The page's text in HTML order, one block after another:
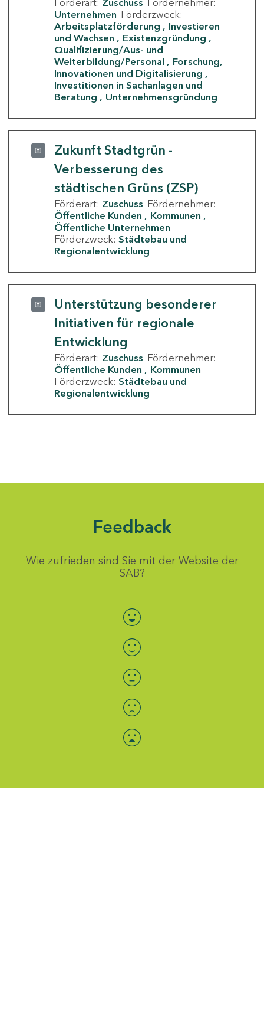
Förderart: Zuschuss Fördernehmer:
Unternehmen Förderzweck:
Arbeitsplatzförderung
Investieren
und Wachsen
Existenzgründung
Qualifizierung/Aus- und
Weiterbildung/Personal
Forschung,
Innovationen und Digitalisierung
Investitionen in Sachanlagen und
Beratung
Unternehmensgründung
Zukunft Stadtgrün -
Verbesserung des
städtischen Grüns (ZSP)
Förderart: Zuschuss Fördernehmer:
Öffentliche Kunden
Kommunen
Öffentliche Unternehmen
Förderzweck: Städtebau und
Regionalentwicklung
Unterstützung besonderer
Initiativen für regionale
Entwicklung
Förderart: Zuschuss Fördernehmer:
Öffentliche Kunden
Kommunen
Förderzweck: Städtebau und
Regionalentwicklung
Feedback
Wie zufrieden sind Sie mit der Website der
SAB?
Bewertung auswählen